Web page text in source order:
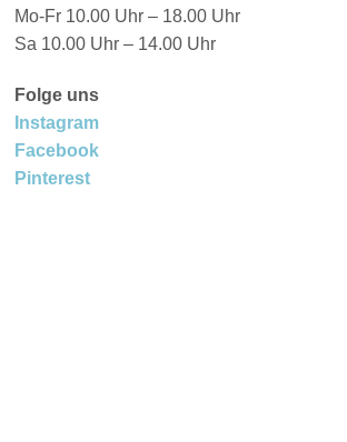
Mo-Fr 10.00 Uhr – 18.00 Uhr
Sa 10.00 Uhr – 14.00 Uhr
Folge uns
Instagram
Facebook
Pinterest